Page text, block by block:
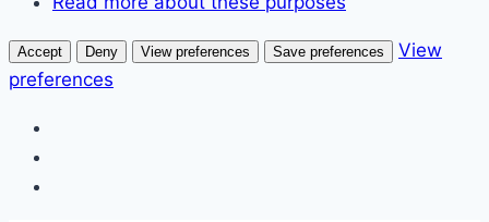
Accept Deny View preferences Save preferences
View
preferences